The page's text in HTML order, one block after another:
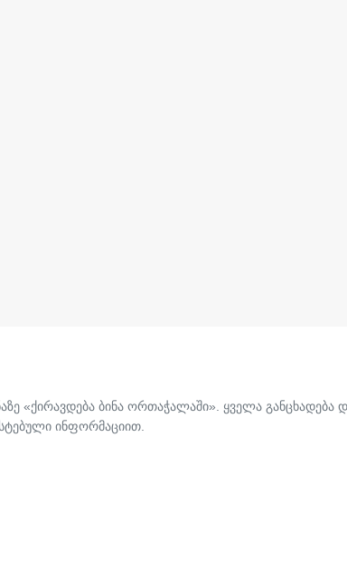
«ქირავდება ბინა ორთაჭალაში». ყველა განცხადება
ინფორმაციით.